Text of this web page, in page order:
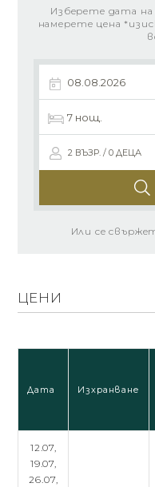
Изберете дата
намерете цена
2 ВЪЗР. / 0 ДЕЦА
Или се
ЦЕНИ
Дата Изхранване
12.07,
19.07,
26.07,